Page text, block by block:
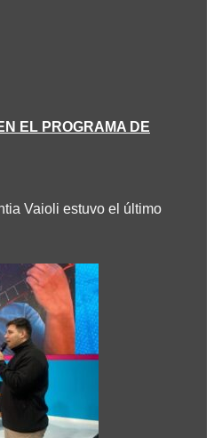
EL PROGRAMA DE
Vaioli estuvo el último